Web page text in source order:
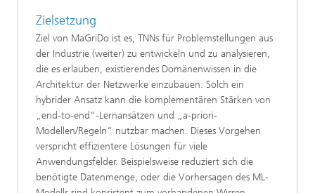
Zielsetzung
Ziel von MaGriDo ist es, TNNs für Problemstellungen aus
der Industrie (weiter) zu entwickeln und zu analysieren,
die es erlauben, existierendes Domänenwissen in die
Architektur der Netzwerke einzubauen. Solch ein
hybrider Ansatz kann die komplementären Stärken von
„end-to-end“-Lernansätzen und „a-priori-
Modellen/Regeln“ nutzbar machen. Dieses Vorgehen
verspricht effizientere Lösungen für viele
Anwendungsfelder. Beispielsweise reduziert sich die
benötigte Datenmenge, oder die Vorhersagen des ML-